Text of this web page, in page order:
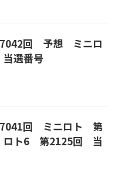
回 予想 ミニロ
選番号
回 ミニロト 第
ト6 第2125回 当